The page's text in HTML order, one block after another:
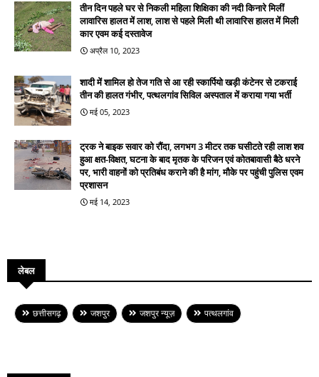
तीन दिन पहले घर से निकली महिला शिक्षिका की नदी किनारे मिलीं
लावारिस हालत में लाश, लाश से पहले मिली थी लावारिस हालत में मिली
कार एवम कई दस्तावेज
अप्रैल 10, 2023
शादी में शामिल हो तेज गति से आ रही स्कार्पियो खड़ी कंटेनर से टकराई
तीन की हालत गंभीर, पत्थलगांव सिविल अस्पताल में कराया गया भर्ती
मई 05, 2023
ट्रक ने बाइक सवार को रौंदा, लगभग 3 मीटर तक घसीटते रही लाश शव
हुआ क्षत-विक्षत, घटना के बाद मृतक के परिजन एवं कोतबावासी बैठे धरने
पर, भारी वाहनों को प्रतिबंध कराने की है मांग, मौके पर पहुंची पुलिस एवम
प्रशासन
मई 14, 2023
लेबल
छत्तीसगढ़ जशपुर जशपुर न्यूज़ पत्थलगांव